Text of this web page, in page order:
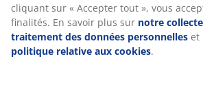
Livraison
cliquant sur « Accepter tout », vous
finalités. En savoir plus sur notre
traitement des données personnelles et
politique relative aux cookies.